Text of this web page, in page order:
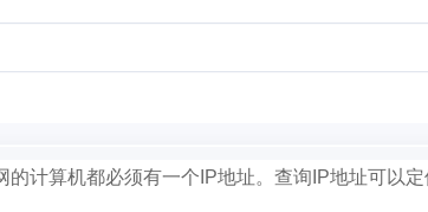
计算机都必须有一个IP地址。查询IP地址可以